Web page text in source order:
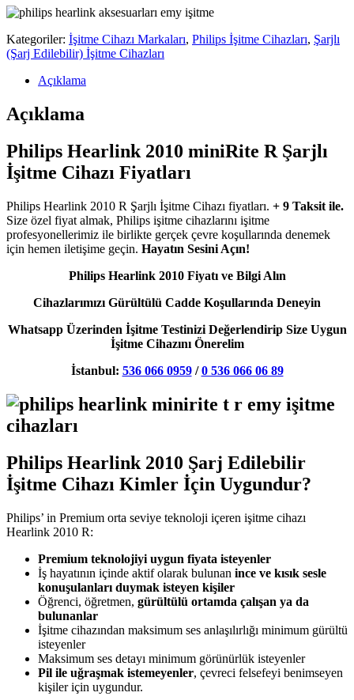
Kategoriler: İşitme Cihazı Markaları, Philips İşitme Cihazları, Şarjlı
(Şarj Edilebilir) İşitme Cihazları
Açıklama
Açıklama
Philips Hearlink 2010 miniRite R Şarjlı
İşitme Cihazı Fiyatları
Philips Hearlink 2010 R Şarjlı İşitme Cihazı fiyatları. + 9 Taksit ile.
Size özel fiyat almak, Philips işitme cihazlarını işitme
profesyonellerimiz ile birlikte gerçek çevre koşullarında denemek
için hemen iletişime geçin. Hayatın Sesini Açın!
Philips Hearlink 2010 Fiyatı ve Bilgi Alın
Cihazlarımızı Gürültülü Cadde Koşullarında Deneyin
Whatsapp Üzerinden İşitme Testinizi Değerlendirip Size Uygun
İşitme Cihazını Önerelim
İstanbul: 536 066 0959/0 536 066 06 89
Philips Hearlink 2010 Şarj Edilebilir
İşitme Cihazı Kimler İçin Uygundur?
Philips’ in Premium orta seviye teknoloji içeren işitme cihazı
Hearlink 2010 R:
Premium teknolojiyi uygun fiyata isteyenler
İş hayatının içinde aktif olarak bulunan ince ve kısık sesle
konuşulanları duymak isteyen kişiler
Öğrenci, öğretmen, gürültülü ortamda çalışan ya da
bulunanlar
İşitme cihazından maksimum ses anlaşılırlığı minimum gürültü
isteyenler
Maksimum ses detayı minimum görünürlük isteyenler
Pil ile uğraşmak istemeyenler, çevreci felsefeyi benimseyen
kişiler için uygundur.